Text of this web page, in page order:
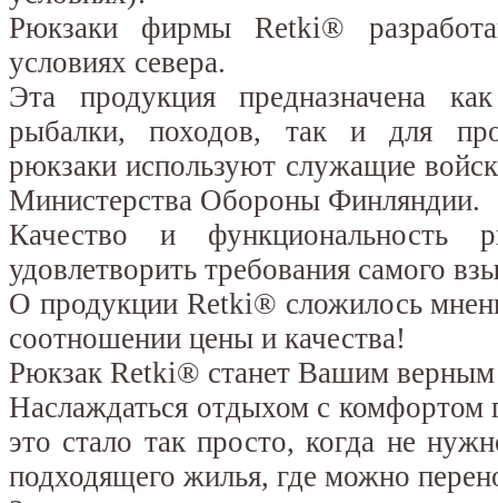
Рюкзаки фирмы Retki®
условиях севера.
Эта продукция предназначена
рыбалки, походов, так и для
рюкзаки используют служащие
Министерства Обороны Финляндии.
Качество и функциональность
удовлетворить требования самого
О продукции Retki® сложилось
соотношении цены и качества!
Рюкзак Retki® станет Вашим верным
Наслаждаться отдыхом с комфортом
это стало так просто, когда не
подходящего жилья, где можно